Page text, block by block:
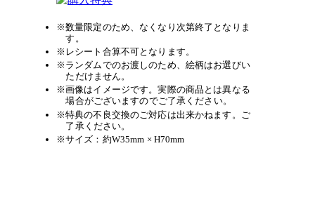
※数量限定のため、なくなり次第終了となりま
す。
※レシート合算不可となります。
※ランダムでのお渡しのため、絵柄はお選びい
ただけません。
※画像はイメージです。実際の商品とは異なる
場合がございますのでご了承ください。
※特典の不良交換のご対応は出来かねます。ご
了承ください。
※サイズ：約W35mm × H70mm